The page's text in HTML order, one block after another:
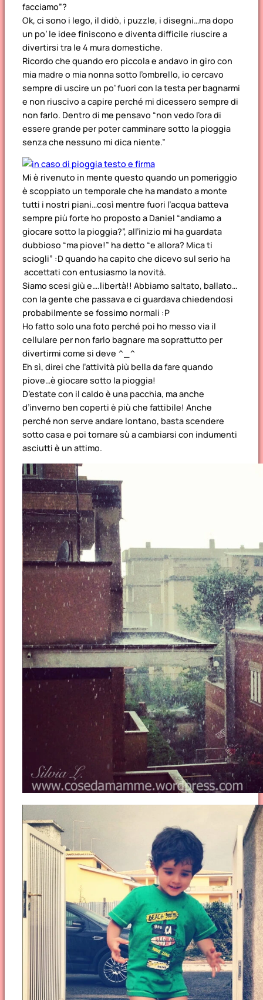
facciamo”?
Ok, ci sono i lego, il didò, i puzzle, i disegni…ma dopo
un po’ le idee finiscono e diventa difficile riuscire a
divertirsi tra le 4 mura domestiche.
Ricordo che quando ero piccola e andavo in giro con
mia madre o mia nonna sotto l’ombrello, io cercavo
sempre di uscire un po’ fuori con la testa per bagnarmi
e non riuscivo a capire perché mi dicessero sempre di
non farlo. Dentro di me pensavo “non vedo l’ora di
essere grande per poter camminare sotto la pioggia
senza che nessuno mi dica niente.”
Mi è rivenuto in mente questo quando un pomeriggio
è scoppiato un temporale che ha mandato a monte
tutti i nostri piani…così mentre fuori l’acqua batteva
sempre più forte ho proposto a Daniel “andiamo a
giocare sotto la pioggia?”, all’inizio mi ha guardata
dubbioso “ma piove!” ha detto “e allora? Mica ti
sciogli” :D quando ha capito che dicevo sul serio ha
accettati con entusiasmo la novità.
Siamo scesi giù e….libertà!! Abbiamo saltato, ballato…
con la gente che passava e ci guardava chiedendosi
probabilmente se fossimo normali :P
Ho fatto solo una foto perché poi ho messo via il
cellulare per non farlo bagnare ma soprattutto per
divertirmi come si deve ^_^
Eh sì, direi che l’attività più bella da fare quando
piove…è giocare sotto la pioggia!
D’estate con il caldo è una pacchia, ma anche
d’inverno ben coperti è più che fattibile! Anche
perché non serve andare lontano, basta scendere
sotto casa e poi tornare sù a cambiarsi con indumenti
asciutti è un attimo.